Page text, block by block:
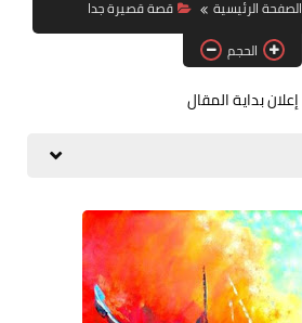
قصة قصيرة جداً
حوارات
فنون
شخصيات
الصفحة الرئيسية
قصة قصيرة جدا
الحجم
إعلان بداية المقال